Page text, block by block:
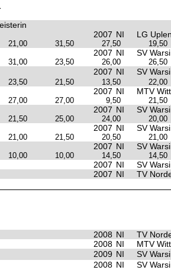
2007 NI LG
21,00 31,50 27,50 19,50
2007 NI SV
31,00 23,50 26,00 26,50
2007 NI SV
23,50 21,50 13,50 22,00
2007 NI MTV
27,00 27,00 9,50 21,50
2007 NI SV
21,50 25,00 24,00 20,00
2007 NI SV
21,00 21,50 20,50 21,00
2007 NI SV
10,00 10,00 14,50 14,50
2007 NI
SV
2007 NI TV
2008 NI
TV
2008 NI
MTV
2009 NI
SV
2008 NI SV